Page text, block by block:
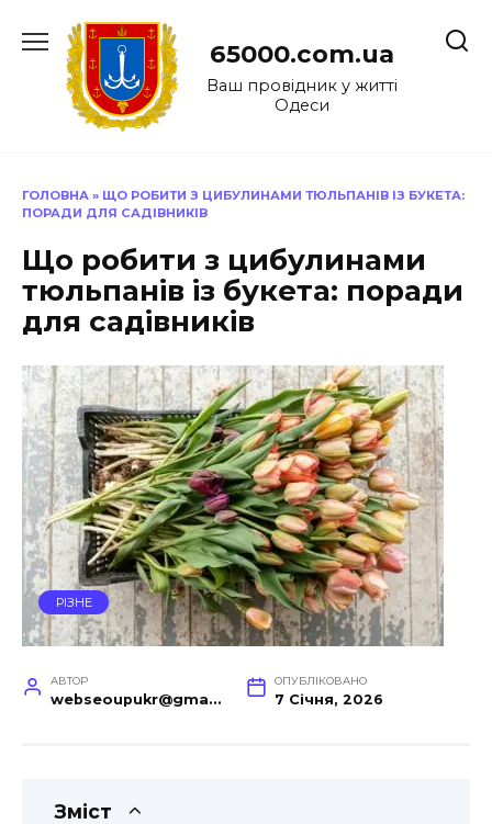
до
65000.com.ua
Ваш провідник у житті
Одеси
ГОЛОВНА » ЩО РОБИТИ З ЦИБУЛИНАМИ ТЮЛЬПАНІВ ІЗ БУКЕТА:
ПОРАДИ ДЛЯ САДІВНИКІВ
Що робити з цибулинами
тюльпанів із букета: поради
для садівників
РІЗНЕ
АВТОР
webseoupukr@gmail.com
ОПУБЛІКОВАНО
7 Січня, 2026
Зміст